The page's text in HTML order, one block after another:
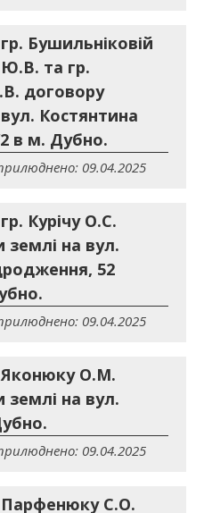
Бушильніковій
та гр.
договору
Костянтина
в м. Дубно.
09.04.2025
Курічу О.С.
на вул.
52
09.04.2025
О.М.
на вул.
09.04.2025
С.О.